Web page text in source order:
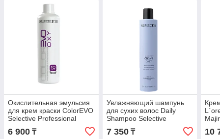
Окислительная эмульсия
для крем краски ColorEVO
Selective Professional
Colorevo Oxy 3% (10vol),
1000 мл.
6 900 ₸
Увлажняющий шампунь
для сухих волос Daily
Shampoo Selective
Professional 275 мл.
7 350₸ 10